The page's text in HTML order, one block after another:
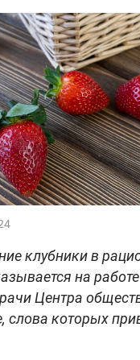
клубники в
на
Центра
слова которых